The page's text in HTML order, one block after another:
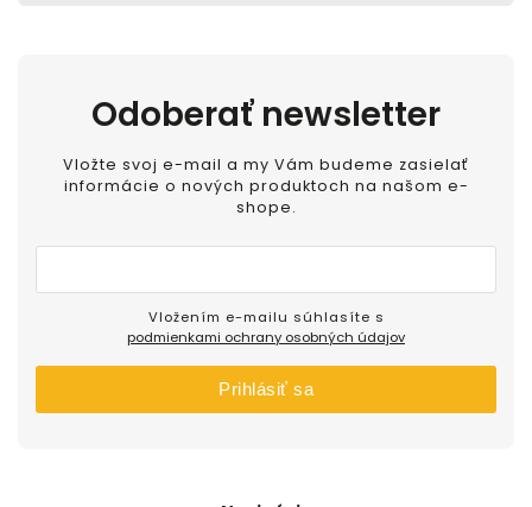
Odoberať newsletter
Vložte svoj e-mail a my Vám budeme zasielať
informácie o nových produktoch na našom e-
shope.
podmienkami ochrany osobných údajov
Prihlásiť sa